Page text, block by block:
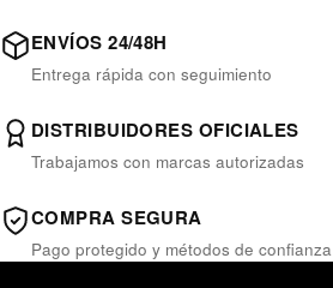
ENVÍOS 24/48H
Entrega rápida con seguimiento
DISTRIBUIDORES OFICIALES
Trabajamos con marcas autorizadas
COMPRA SEGURA
Pago protegido y métodos de confianza